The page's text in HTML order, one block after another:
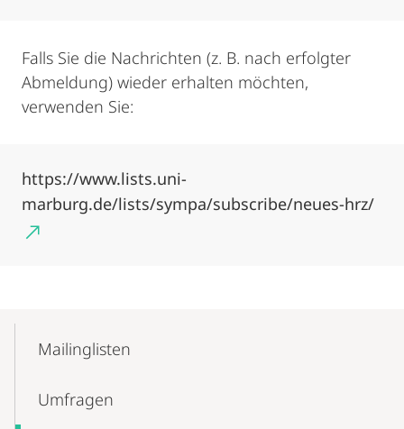
Falls Sie die Nachrichten (z. B. nach erfolgter
Abmeldung) wieder erhalten möchten,
verwenden Sie:
https://www.lists.uni-
marburg.de/lists/sympa/subscribe/neues-hrz/
NavigationMailinglisten
Umfragen